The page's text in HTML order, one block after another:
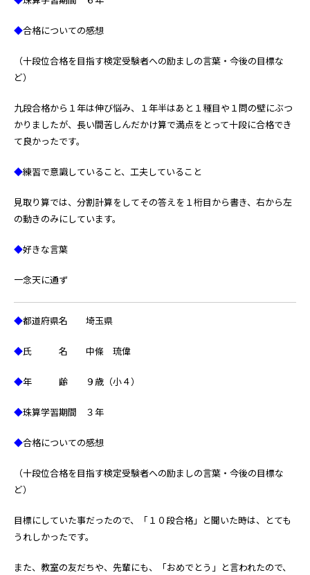
◆合格についての感想
（十段位合格を目指す検定受験者への励ましの言葉・今後の目標な
ど）
九段合格から１年は伸び悩み、１年半はあと１種目や１問の壁にぶつ
かりましたが、長い間苦しんだかけ算で満点をとって十段に合格でき
て良かったです。
◆練習で意識していること、工夫していること
見取り算では、分割計算をしてその答えを１桁目から書き、右から左
の動きのみにしています。
◆好きな言葉
一念天に通ず
◆都道府県名 埼玉県
◆氏 名 中條 琉偉
◆年 齢 ９歳（小４）
◆珠算学習期間 ３年
◆合格についての感想
（十段位合格を目指す検定受験者への励ましの言葉・今後の目標な
ど）
目標にしていた事だったので、「１０段合格」と聞いた時は、とても
うれしかったです。
また、教室の友だちや、先輩にも、「おめでとう」と言われたので、